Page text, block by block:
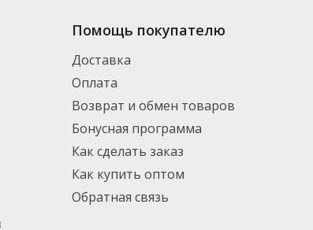
Помощь покупателю
Доставка
Оплата
Возврат и обмен товаров
Бонусная программа
Как сделать заказ
Как купить оптом
Обратная связь